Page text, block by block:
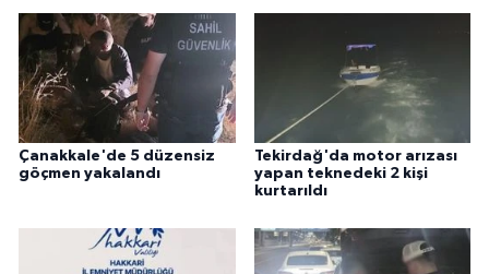
Çanakkale'de 5 düzensiz
göçmen yakalandı
Tekirdağ'da motor arızası
yapan teknedeki 2 kişi
kurtarıldı